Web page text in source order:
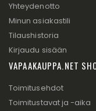
Yhteydenotto
Minun asiakastili
Tilaushistoria
Kirjaudu sisään
VAPAAKAUPPA.NET
Toimitusehdot
Toimitustavat ja -aika